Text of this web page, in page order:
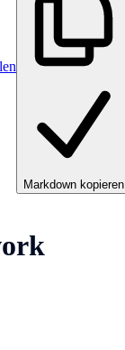
Markdown kopieren